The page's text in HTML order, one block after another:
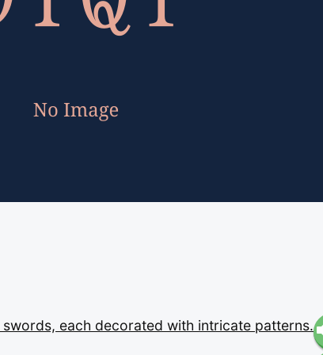
swords, each decorated with intricate patterns.